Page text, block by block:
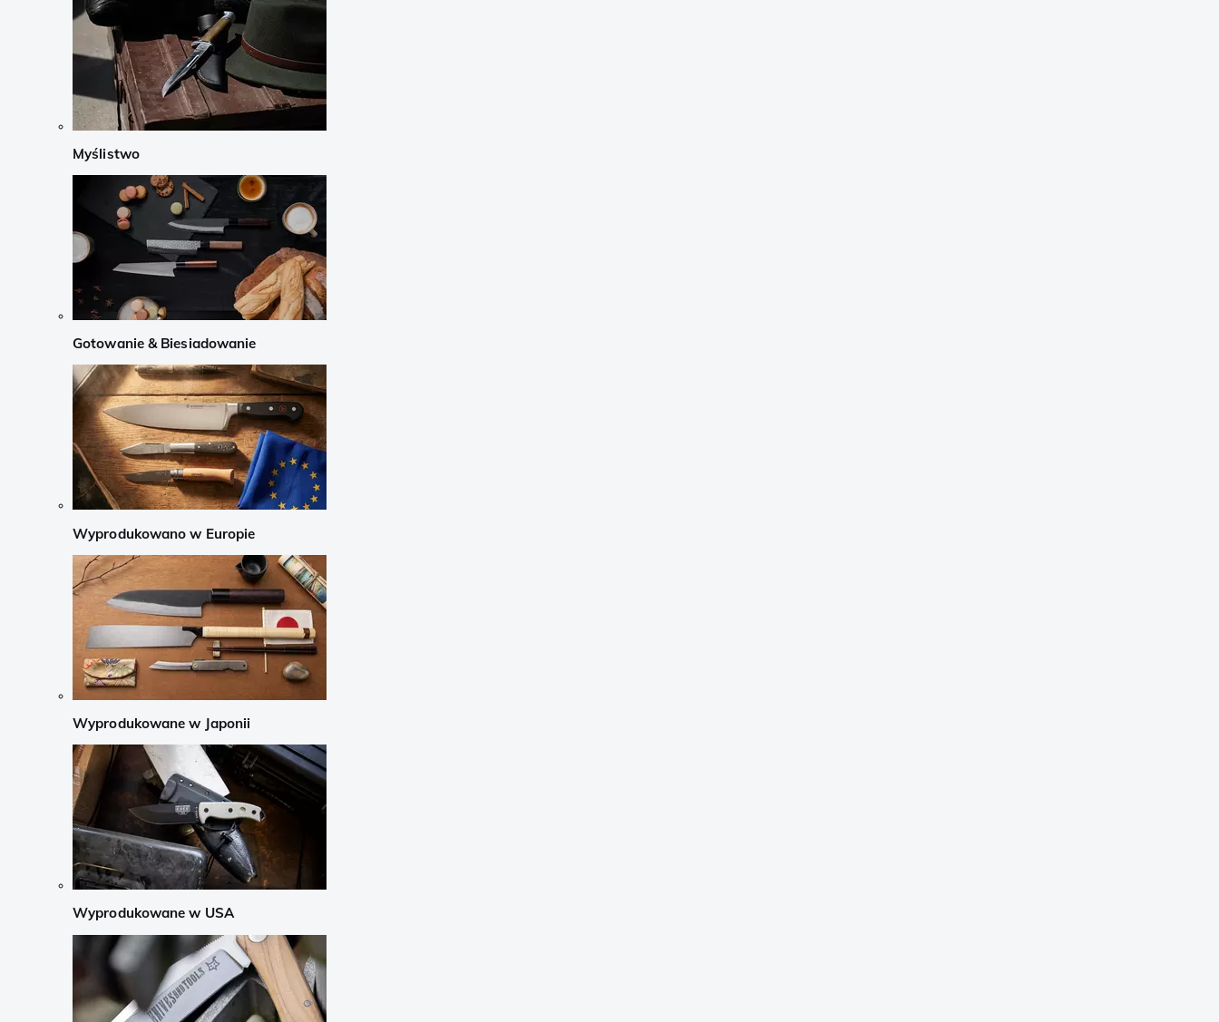
Myślistwo
Gotowanie & Biesiadowanie
Wyprodukowano w Europie
Wyprodukowane w Japonii
Wyprodukowane w USA